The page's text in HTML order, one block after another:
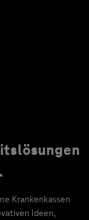
Krankenkassen
Ideen,